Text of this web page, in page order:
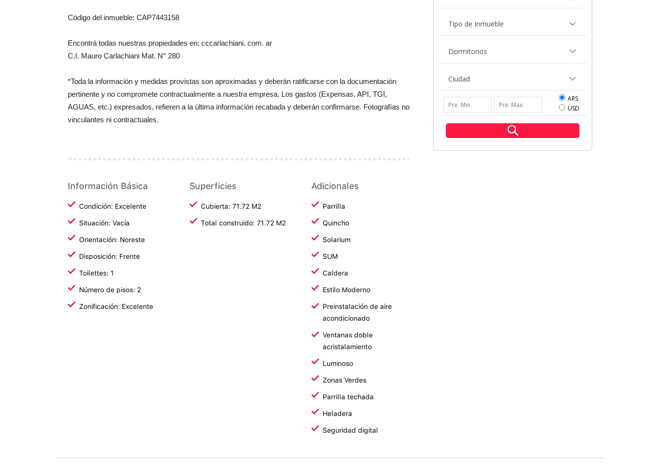
Código del inmueble: CAP7443158
Encontrá todas nuestras propiedades en: cccarlachiani. com. ar
C.I. Mauro Carlachiani Mat. N° 280
*Toda la información y medidas provistas son aproximadas y deberán ratificarse con la documentación
pertinente y no compromete contractualmente a nuestra empresa. Los gastos (Expensas, API, TGI,
AGUAS, etc.) expresados, refieren a la última información recabada y deberán confirmarse. Fotografías no
vinculantes ni contractuales.
Información Básica
Condición: Excelente
Situación: Vacía
Orientación: Noreste
Disposición: Frente
Toilettes: 1
Número de pisos: 2
Zonificación: Excelente
Superficies
Cubierta: 71.72 M2
Total construido: 71.72 M2
Adicionales
Parrilla
Quincho
Solarium
SUM
Caldera
Estilo Moderno
Preinstalación de aire
acondicionado
Ventanas doble
acristalamiento
Luminoso
Zonas Verdes
Parrilla techada
Heladera
Seguridad digital
ARS
USD